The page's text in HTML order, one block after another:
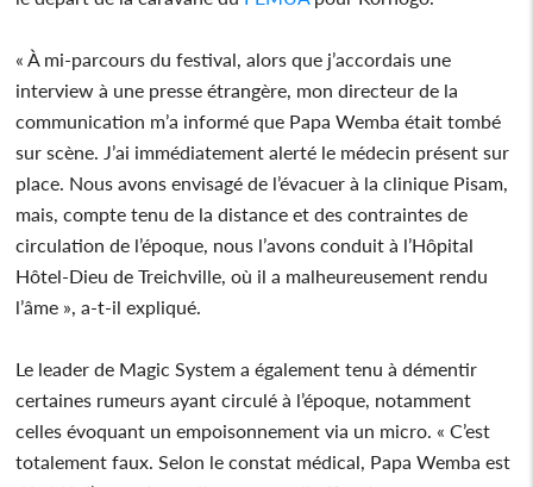
« À mi-parcours du festival, alors que j’accordais une
interview à une presse étrangère, mon directeur de la
communication m’a informé que Papa Wemba était tombé
sur scène. J’ai immédiatement alerté le médecin présent sur
place. Nous avons envisagé de l’évacuer à la clinique Pisam,
mais, compte tenu de la distance et des contraintes de
circulation de l’époque, nous l’avons conduit à l’Hôpital
Hôtel-Dieu de Treichville, où il a malheureusement rendu
l’âme », a-t-il expliqué.
Le leader de Magic System a également tenu à démentir
certaines rumeurs ayant circulé à l’époque, notamment
celles évoquant un empoisonnement via un micro. « C’est
totalement faux. Selon le constat médical, Papa Wemba est